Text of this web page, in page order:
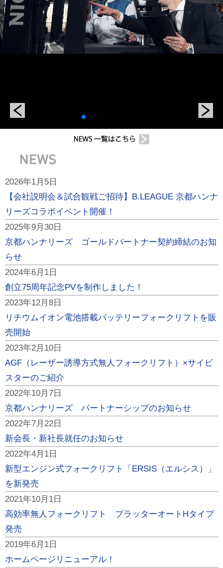
2026年1月5日
【会社説明会＆試合観戦ご招待】B.LEAGUE 京都ハンナ
リーズコラボイベント開催！
2025年9月30日
京都ハンナリーズ ゴールドパートナー契約締結のお知
らせ
2024年6月1日
創立75周年記念PVを制作しました！
2023年12月8日
リチウムイオン電池搭載バッテリーフォークリフトを販
売開始
2023年2月10日
AGF（レーザー誘導方式無人フォークリフト）×サイビ
スターのご紹介
2022年10月7日
京都ハンナリーズ パートナーシップのお知らせ
2022年7月22日
新会長・新社長就任のお知らせ
2022年4月1日
新型エンジン式フォークリフト「ERSIS（エルシス）」
を新発売
2021年10月1日
高効率無人フォークリフト プラッターオートHタイプ
発売
2019年6月1日
ホームページリニューアル！